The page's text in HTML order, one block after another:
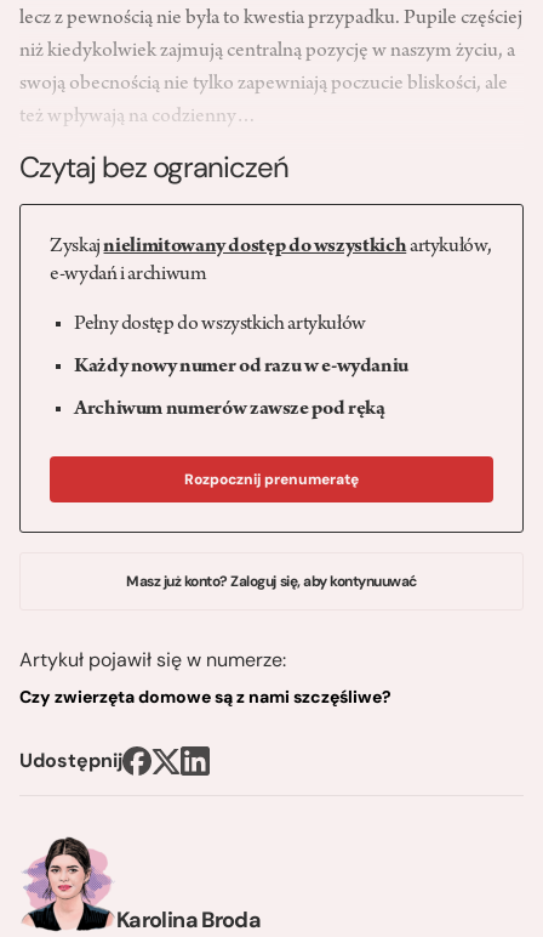
Karolina Broda
lecz z pewnością nie była to kwestia przypadku. Pupile częściej
niż kiedykolwiek zajmują centralną pozycję w naszym życiu, a
swoją obecnością nie tylko zapewniają poczucie bliskości, ale
też wpływają na codzienny…
Czytaj bez ograniczeń
Zyskajnielimitowany dostęp do wszystkichartykułów,
e-wydań i archiwum
Pełny dostęp do wszystkich artykułów
Każdy nowy numer od razu w e-wydaniu
Archiwum numerów zawsze pod ręką
Rozpocznij prenumeratę
Masz już konto? Zaloguj się, aby kontynuuwać
Artykuł pojawił się w numerze:
Czy zwierzęta domowe są z nami szczęśliwe?
Udostępnij